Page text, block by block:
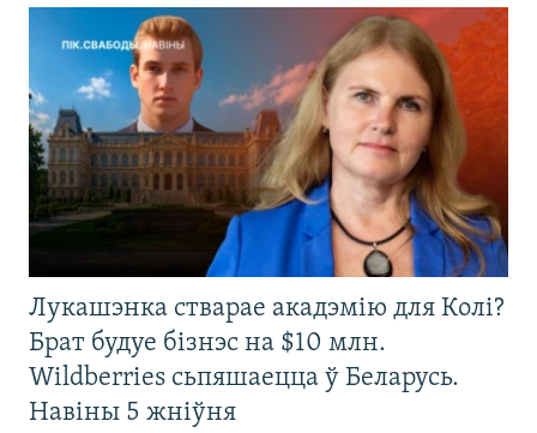
Лукашэнка стварае акадэмію для Колі?
Брат будуе бізнэс на $10 млн.
Wildberries сьпяшаецца ў Беларусь.
Навіны 5 жніўня